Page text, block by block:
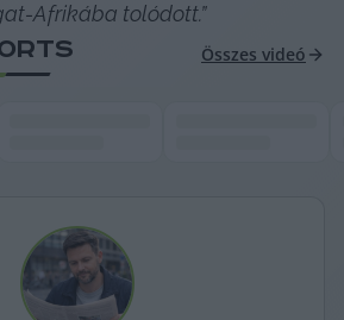
Afrikába tolódott.”
Összes videó